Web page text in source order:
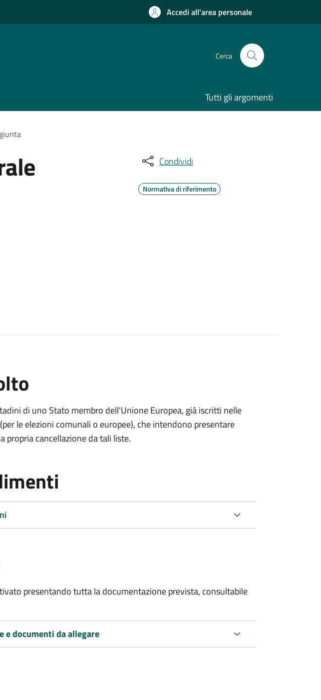
Accedi all'area personale
Cerca
Tutti gli argomenti
Condividi
Normativa di riferimento
di uno Stato membro dell'Unione Europea, già iscritti nelle
le elezioni comunali o europee), che intendono presentare
propria cancellazione da tali liste.
presentando tutta la documentazione prevista, consultabile
e documenti da allegare